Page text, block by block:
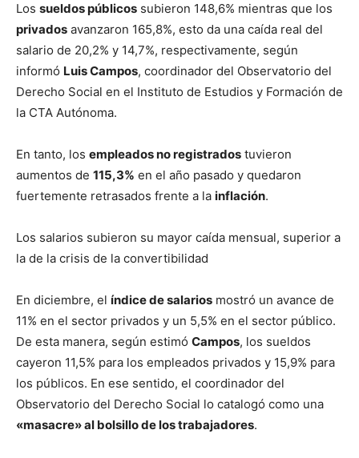
Los sueldos públicos subieron 148,6% mientras que los
privados avanzaron 165,8%, esto da una caída real del
salario de 20,2% y 14,7%, respectivamente, según
informó Luis Campos, coordinador del Observatorio del
Derecho Social en el Instituto de Estudios y Formación de
la CTA Autónoma.
En tanto, los empleados no registrados tuvieron
aumentos de 115,3% en el año pasado y quedaron
fuertemente retrasados frente a la inflación.
Los salarios subieron su mayor caída mensual, superior a
la de la crisis de la convertibilidad
En diciembre, el índice de salarios mostró un avance de
11% en el sector privados y un 5,5% en el sector público.
De esta manera, según estimó Campos, los sueldos
cayeron 11,5% para los empleados privados y 15,9% para
los públicos. En ese sentido, el coordinador del
Observatorio del Derecho Social lo catalogó como una
«masacre» al bolsillo de los trabajadores.